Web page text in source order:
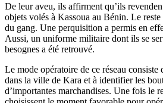
De leur aveu, ils affirment qu’ils
objets volés à Kassoua au Bénin. Le
du gang. Une perquisition a permis en
Aussi, un uniforme militaire dont ils se
besognes a été retrouvé.
Le mode opératoire de ce réseau consiste
dans la ville de Kara et à identifier les
d’importantes marchandises. Une fois le